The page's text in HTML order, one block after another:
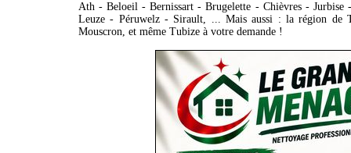
Ath - Beloeil - Bernissart - Brugelette - Chièvres - Jurbise
Leuze - Péruwelz - Sirault, ... Mais aussi : la région de
Mouscron, et même Tubize à votre demande !